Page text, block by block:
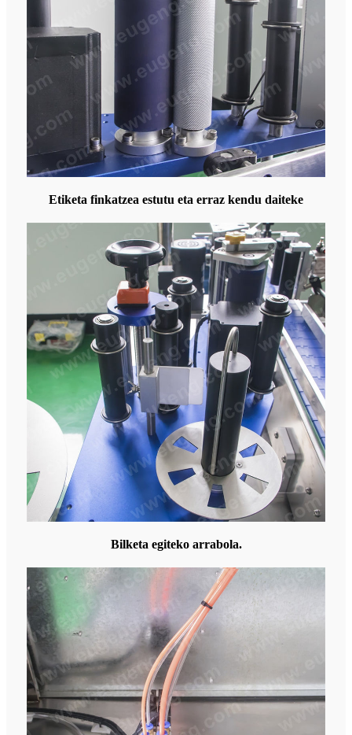
Etiketa finkatzea estutu eta erraz kendu daiteke
Bilketa egiteko arrabola.